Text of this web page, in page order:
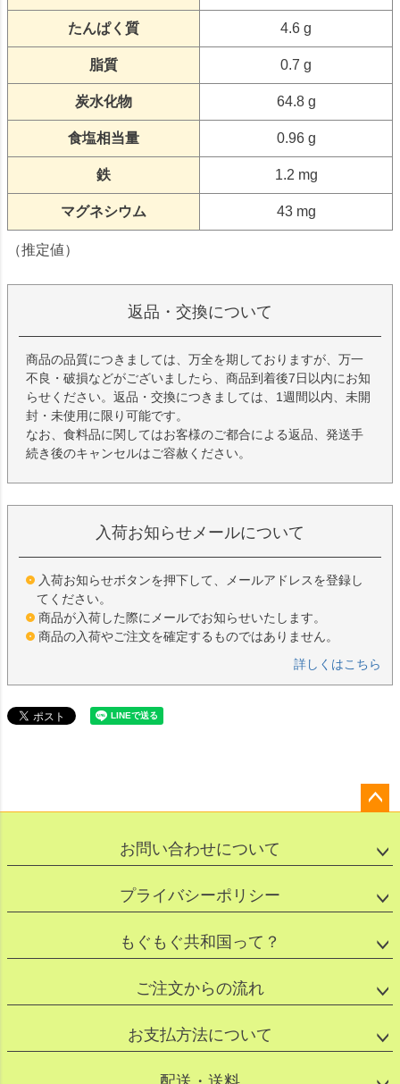
たんぱく質 4.6 g
脂質 0.7 g
炭水化物 64.8 g
食塩相当量 0.96 g
鉄 1.2 mg
マグネシウム 43 mg
（推定値）
返品・交換について
商品の品質につきましては、万全を期しておりますが、万一
不良・破損などがございましたら、商品到着後7日以内にお知
らせください。返品・交換につきましては、1週間以内、未開
封・未使用に限り可能です。
なお、食料品に関してはお客様のご都合による返品、発送手
続き後のキャンセルはご容赦ください。
入荷お知らせメールについて
入荷お知らせボタンを押下して、メールアドレスを登録し
てください。
商品が入荷した際にメールでお知らせいたします。
商品の入荷やご注文を確定するものではありません。
詳しくはこちら
ップ
お問い合わせについて
プライバシーポリシー
もぐもぐ共和国って？
ご注文からの流れ
お支払方法について